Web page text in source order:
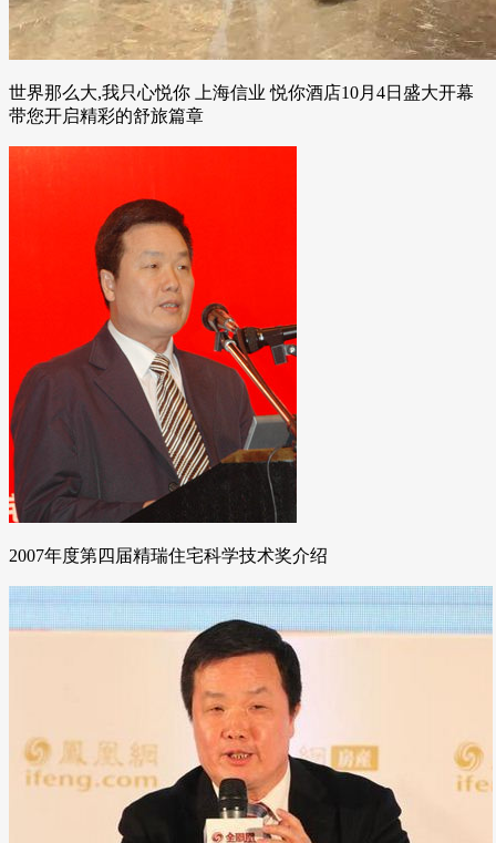
世界那么大,我只心悦你 上海信业 悦你酒店10月4日盛大开幕
带您开启精彩的舒旅篇章
2007年度第四届精瑞住宅科学技术奖介绍